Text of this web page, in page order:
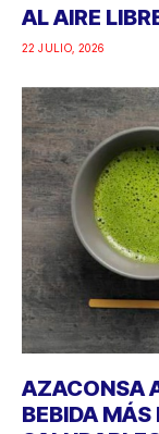
AL AIRE
22 JULIO, 2026
AZACONSA
BEBIDA MÁS